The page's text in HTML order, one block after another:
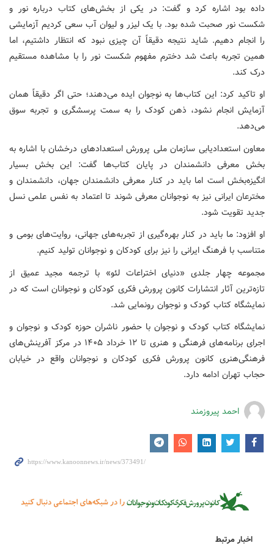
داده بود اشاره کرد و گفت: در یکی از بخش‌های کتاب درباره نور و
شکست نور صحبت شده بود. با یک لیزر و لیوان آب سعی کردیم آزمایشی
را انجام دهیم. شاید نتیجه دقیقاً آن چیزی نبود که انتظار داشتیم، اما
همین تجربه باعث شد دخترم مفهوم شکست نور را با مشاهده مستقیم
درک کند.
او تاکید کرد: این کتاب‌ها به نوجوان ایده می‌دهند؛ حتی اگر دقیقاً همان
آزمایش انجام نشود، ذهن کودک را به سمت پرسشگری و تجربه سوق
می‌دهد.
معاون استعدادیابی سازمان ملی پرورش استعدادهای درخشان با اشاره به
بخش معرفی دانشمندان در پایان کتاب‌ها گفت: این بخش بسیار
انگیزه‌بخش است اما باید در کنار معرفی دانشمندان جهان، دانشمندان و
مخترعان ایرانی نیز به نوجوانان معرفی شوند تا اعتماد به نفس علمی نسل
جدید تقویت شود.
او افزود: ما باید در کنار بهره‌گیری از تجربه‌های جهانی، روایت‌های بومی و
متناسب با فرهنگ ایرانی را نیز برای کودکان و نوجوانان تولید کنیم.
مجموعه چهار جلدی «دنیای اختراعات لئو» با ترجمه مجید عمیق از
تازه‌ترین آثار انتشارات کانون پرورش فکری کودکان و نوجوانان است که در
نمایشگاه کتاب کودک و نوجوان رونمایی شد.
نمایشگاه کتاب کودک و نوجوان با حضور ناشران حوزه کودک و نوجوان و
اجرای برنامه‌های فرهنگی و هنری تا ۱۲ خرداد ۱۴۰۵ در مرکز آفرینش‌های
فرهنگی‌هنری کانون پرورش فکری کودکان و نوجوانان واقع در خیابان
حجاب تهران ادامه دارد.
احمد پیروزمند
اخبار مرتبط